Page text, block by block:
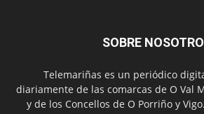
SOBRE
Telemariñas es un periódico
diariamente de las comarcas de O Val
y de los Concellos de O Porriño y